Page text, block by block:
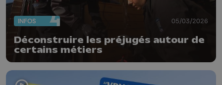
INFOS 05/03/2026
Déconstruire les préjugés autour de
certains métiers